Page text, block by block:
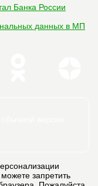
Банка России
данных в МП
запретить